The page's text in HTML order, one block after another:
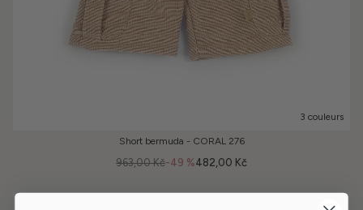
3 couleurs
Short bermuda - CORAL 276
-49 %
963,00 Kč 482,00 Kč